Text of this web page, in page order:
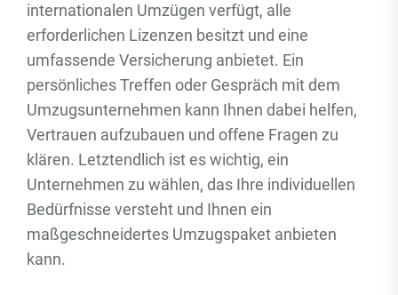
internationalen Umzügen verfügt, alle
erforderlichen Lizenzen besitzt und eine
umfassende Versicherung anbietet. Ein
persönliches Treffen oder Gespräch mit dem
Umzugsunternehmen kann Ihnen dabei helfen,
Vertrauen aufzubauen und offene Fragen zu
klären. Letztendlich ist es wichtig, ein
Unternehmen zu wählen, das Ihre individuellen
Bedürfnisse versteht und Ihnen ein
maßgeschneidertes Umzugspaket anbieten
kann.